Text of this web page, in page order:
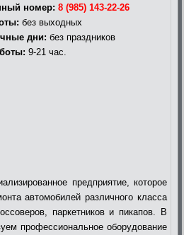
номер: 8 (985) 143-22-26
без выходных
дни: без праздников
9-21 час.
предприятие, которое
автомобилей различного класса
паркетников и пикапов. В
профессиональное оборудование